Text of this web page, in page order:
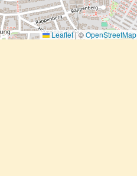
Leaflet |©OpenStreetMap